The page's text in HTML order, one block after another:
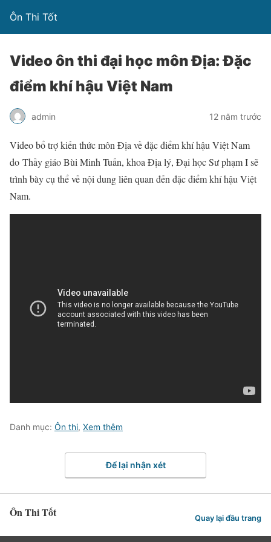
Ôn Thi Tốt
Video ôn thi đại học môn Địa: Đặc
điểm khí hậu Việt Nam
admin 12 năm trước
Video bổ trợ kiến thức môn Địa về đặc điểm khí hậu Việt Nam
do Thầy giáo Bùi Minh Tuấn, khoa Địa lý, Đại học Sư phạm I sẽ
trình bày cụ thể về nội dung liên quan đến đặc điểm khí hậu Việt
Nam.
Danh mục: Ôn thi, Xem thêm
Để lại nhận xét
Ôn Thi Tốt Quay lại đầu trang